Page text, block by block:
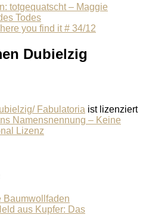
totgequatscht – Maggie
Todes
you find it # 34/12
Dubielzig
Fabulatoria ist lizenziert
Namensnennung – Keine
Lizenz
Baumwollfaden
aus Kupfer: Das